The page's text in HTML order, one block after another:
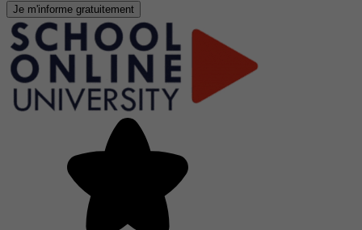
Je m'informe gratuitement